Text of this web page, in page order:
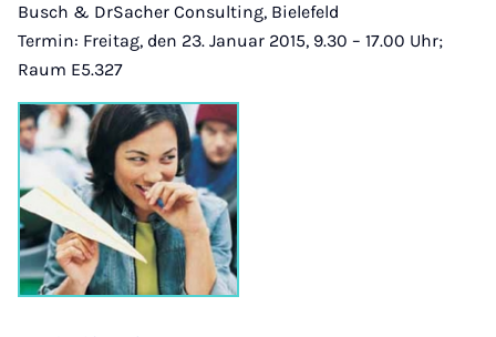
Busch & DrSacher Consulting, Bielefeld
Termin: Freitag, den 23. Januar 2015, 9.30 – 17.00 Uhr;
Raum E5.327